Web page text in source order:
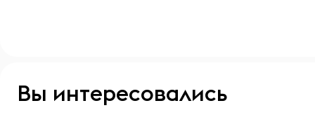
Вы интересовались